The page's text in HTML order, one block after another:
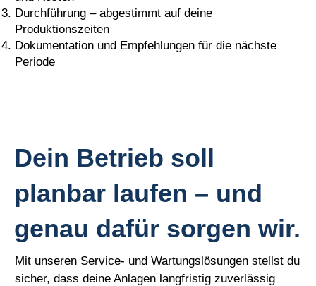
Durchführung – abgestimmt auf deine
Produktionszeiten
Dokumentation und Empfehlungen für die nächste
Periode
Dein Betrieb soll
planbar laufen – und
genau dafür sorgen wir.
Mit unseren Service- und Wartungslösungen stellst du
sicher, dass deine Anlagen langfristig zuverlässig